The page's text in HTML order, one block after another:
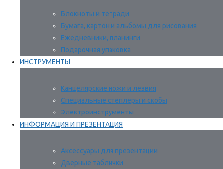
Блокноты и тетради
Бумага, картон и альбомы для рисования
Ежедневники, планинги
Подарочная упаковка
ИНСТРУМЕНТЫ
Канцелярские ножи и лезвия
Специальные степлеры и скобы
Электроинструменты
ИНФОРМАЦИЯ И ПРЕЗЕНТАЦИЯ
Аксессуары для презентации
Дверные таблички